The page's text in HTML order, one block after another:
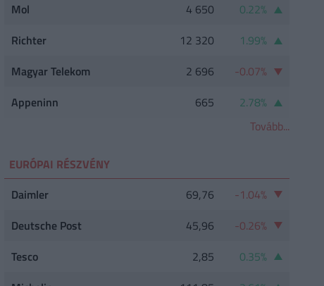
Mol
4 650
0.22%
Richter
12 320
1.99%
Magyar Telekom
2 696
-0.07%
Appeninn
665
2.78%
Tovább...
EURÓPAI RÉSZVÉNY
Daimler
69,76
-1.04%
Deutsche Post
45,96
-0.26%
Tesco
2,85
0.35%